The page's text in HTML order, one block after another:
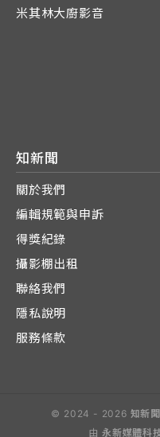
米其林大廚影音
知新聞
關於我們
編輯規範與申訴
得獎紀錄
攝影棚出租
聯絡我們
隱私說明
服務條款
© 2024 - 2026 知新
由 永新媒體科